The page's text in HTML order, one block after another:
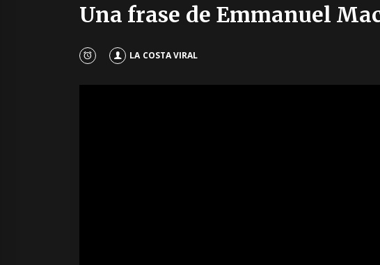
Una frase de Emmanuel
LA COSTA VIRAL